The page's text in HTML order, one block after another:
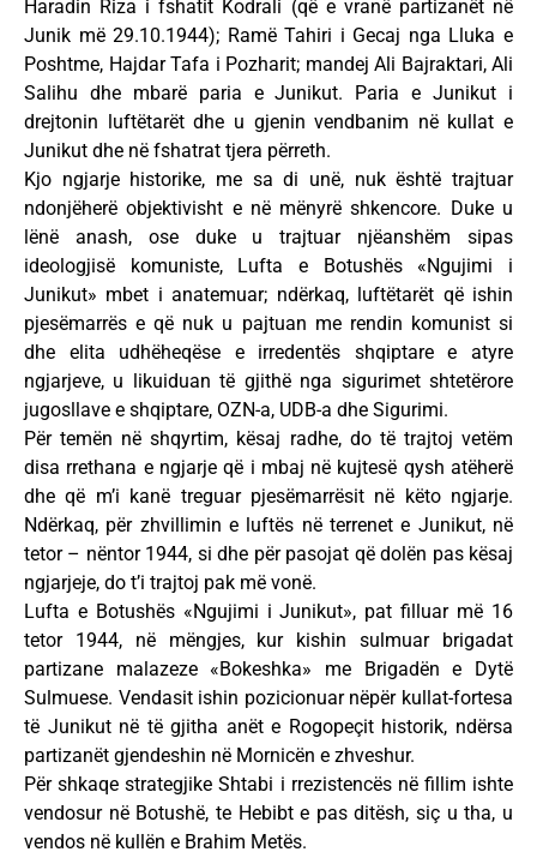
Haradin Riza i fshatit Kodrali (që e vranë partizanët në
Junik më 29.10.1944); Ramë Tahiri i Gecaj nga Lluka e
Poshtme, Hajdar Tafa i Pozharit; mandej Ali Bajraktari, Ali
Salihu dhe mbarë paria e Junikut. Paria e Junikut i
drejtonin luftëtarët dhe u gjenin vendbanim në kullat e
Junikut dhe në fshatrat tjera përreth.
Kjo ngjarje historike, me sa di unë, nuk është trajtuar
ndonjëherë objektivisht e në mënyrë shkencore. Duke u
lënë anash, ose duke u trajtuar njëanshëm sipas
ideologjisë komuniste, Lufta e Botushës «Ngujimi i
Junikut» mbet i anatemuar; ndërkaq, luftëtarët që ishin
pjesëmarrës e që nuk u pajtuan me rendin komunist si
dhe elita udhëheqëse e irredentës shqiptare e atyre
ngjarjeve, u likuiduan të gjithë nga sigurimet shtetërore
jugosllave e shqiptare, OZN-a, UDB-a dhe Sigurimi.
Për temën në shqyrtim, kësaj radhe, do të trajtoj vetëm
disa rrethana e ngjarje që i mbaj në kujtesë qysh atëherë
dhe që m’i kanë treguar pjesëmarrësit në këto ngjarje.
Ndërkaq, për zhvillimin e luftës në terrenet e Junikut, në
tetor – nëntor 1944, si dhe për pasojat që dolën pas kësaj
ngjarjeje, do t’i trajtoj pak më vonë.
Lufta e Botushës «Ngujimi i Junikut», pat filluar më 16
tetor 1944, në mëngjes, kur kishin sulmuar brigadat
partizane malazeze «Bokeshka» me Brigadën e Dytë
Sulmuese. Vendasit ishin pozicionuar nëpër kullat-fortesa
të Junikut në të gjitha anët e Rogopeçit historik, ndërsa
partizanët gjendeshin në Mornicën e zhveshur.
Për shkaqe strategjike Shtabi i rrezistencës në fillim ishte
vendosur në Botushë, te Hebibt e pas ditësh, siç u tha, u
vendos në kullën e Brahim Metës.